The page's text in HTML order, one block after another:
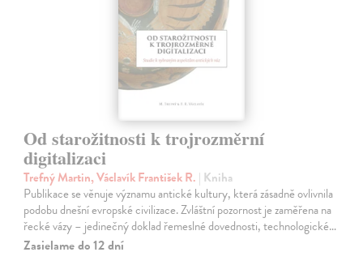
Od starožitnosti k trojrozměrní
digitalizaci
Trefný Martin, Václavík František R. | Kniha
Publikace se věnuje významu antické kultury, která zásadně ovlivnila
podobu dnešní evropské civilizace. Zvláštní pozornost je zaměřena na
řecké vázy – jedinečný doklad řemeslné dovednosti, technologické…
Zasielame do 12 dní